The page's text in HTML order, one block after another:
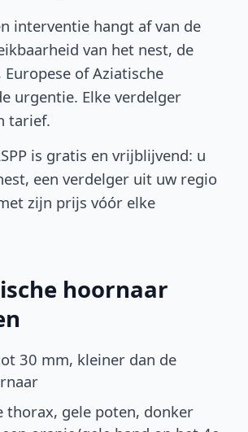
interventie hangt af van de
van het nest, de
of Aziatische
urgentie. Elke verdelger
tarief.
is gratis en vrijblijvend: u
een verdelger uit uw regio
zijn prijs vóór elke
hoornaar
30 mm, kleiner dan de
thorax, gele poten, donker